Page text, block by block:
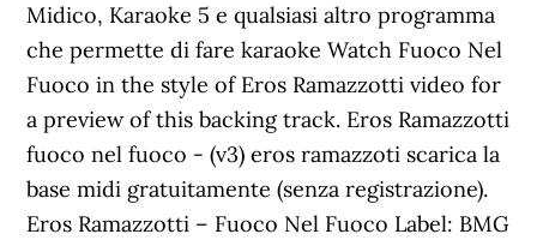
Midico, Karaoke 5 e qualsiasi altro programma
che permette di fare karaoke Watch Fuoco Nel
Fuoco in the style of Eros Ramazzotti video for
a preview of this backing track. Eros Ramazzotti
fuoco nel fuoco - (v3) eros ramazzoti scarica la
base midi gratuitamente (senza registrazione).
Eros Ramazzotti ‎– Fuoco Nel Fuoco Label: BMG